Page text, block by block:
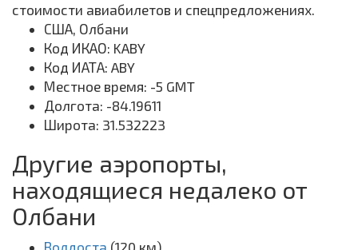
стоимости авиабилетов и спецпредложениях.
США, Олбани
Код ИКАО: KABY
Код ИАТА: ABY
Местное время: -5 GMT
Долгота: -84.19611
Широта: 31.532223
Другие аэропорты,
находящиеся недалеко от
Олбани
Волдоста (120 км)